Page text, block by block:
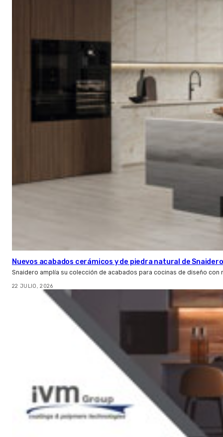
Nuevos acabados cerámicos y de piedra natural de Snaidero
Snaidero amplía su colección de acabados para cocinas de diseño
22 JULIO, 2026